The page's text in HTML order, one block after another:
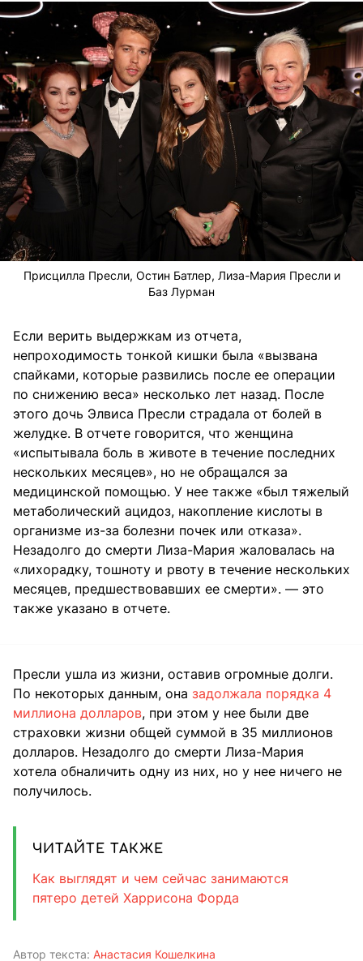
Присцилла Пресли, Остин Батлер, Лиза-Мария Пресли и
Баз Лурман
Если верить выдержкам из отчета,
непроходимость тонкой кишки была «вызвана
спайками, которые развились после ее операции
по снижению веса» несколько лет назад. После
этого дочь Элвиса Пресли страдала от болей в
желудке. В отчете говорится, что женщина
«испытывала боль в животе в течение последних
нескольких месяцев», но не обращался за
медицинской помощью. У нее также «был тяжелый
метаболический ацидоз, накопление кислоты в
организме из-за болезни почек или отказа».
Незадолго до смерти Лиза-Мария жаловалась на
«лихорадку, тошноту и рвоту в течение нескольких
месяцев, предшествовавших ее смерти». — это
также указано в отчете.
Пресли ушла из жизни, оставив огромные долги.
По некоторых данным, она задолжала порядка 4
миллиона долларов, при этом у нее были две
страховки жизни общей суммой в 35 миллионов
долларов. Незадолго до смерти Лиза-Мария
хотела обналичить одну из них, но у нее ничего не
получилось.
ЧИТАЙТЕ ТАКЖЕ
Как выглядят и чем сейчас занимаются
пятеро детей Харрисона Форда
Автор текста: Анастасия Кошелкина